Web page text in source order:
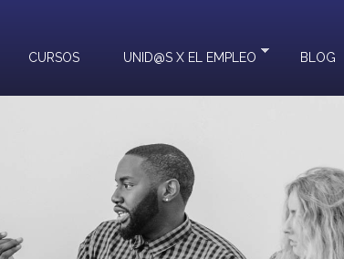
CURSOS UNID@S X EL EMPLEO BLOG